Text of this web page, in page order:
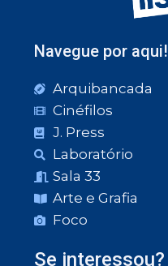
Navegue por aqui!
Arquibancada
Cinéfilos
J. Press
Laboratório
Sala 33
Arte e Grafia
Foco
Se interessou?